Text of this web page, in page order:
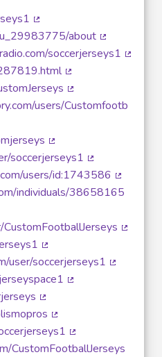
(External link)
about
(External
soccerjerseys1
(External link)
(External link)
users/Customfootb
(External link)
soccerjerseys1
(External link)
users/id:1743586
(External
individuals/38658165
CustomFootballJerseys
(External link)
user/soccerjerseys1
(External link)
(External link)
(External link)
CustomFootballJerseys